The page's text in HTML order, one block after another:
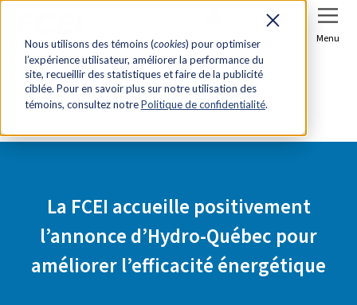
Nous utilisons des témoins (cookies) pour optimiser
l’expérience utilisateur, améliorer la performance du
site, recueillir des statistiques et faire de la publicité
ciblée. Pour en savoir plus sur notre utilisation des
témoins, consultez notrePolitique de confidentialité.
Se connecter Menu
Accueil
Salle de presse
La FCEI accueille positivement l’annonce d’Hydro-
La FCEI accueille positivement
l’annonce d’Hydro-Québec pour
améliorer l’efficacité énergétique